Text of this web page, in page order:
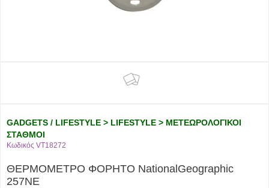
GADGETS / LIFESTYLE > LIFESTYLE > ΜΕΤΕΩΡΟΛΟΓΙΚΟΙ
ΣΤΑΘΜΟΙ
Κωδικός VT18272
ΘΕΡΜΟΜΕΤΡΟ ΦΟΡΗΤΟ NationalGeographic
257ΝΕ